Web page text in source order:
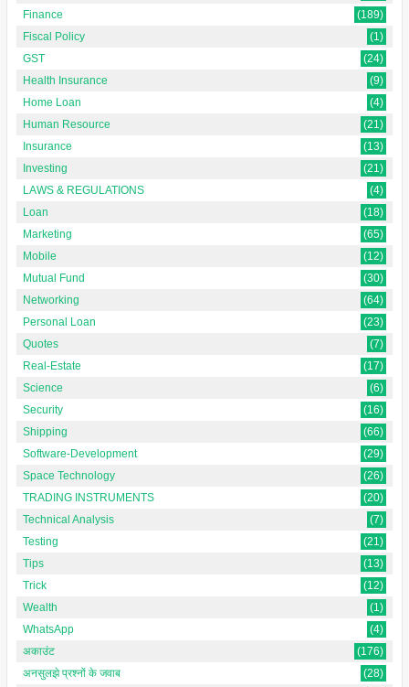
Finance
(189)
Fiscal Policy
(1)
GST
(24)
Health Insurance
(9)
Home Loan
(4)
Human Resource
(21)
Insurance
(13)
Investing
(21)
LAWS & REGULATIONS
(4)
Loan
(18)
Marketing
(65)
Mobile
(12)
Mutual Fund
(30)
Networking
(64)
Personal Loan
(23)
Quotes
(7)
Real-Estate
(17)
Science
(6)
Security
(16)
Shipping
(66)
Software-Development
(29)
Space Technology
(26)
TRADING INSTRUMENTS
(20)
Technical Analysis
(7)
Testing
(21)
Tips
(13)
Trick
(12)
Wealth
(1)
WhatsApp
(4)
अकाउंट
(176)
अनसुलझे प्रश्नों के जवाब
(28)